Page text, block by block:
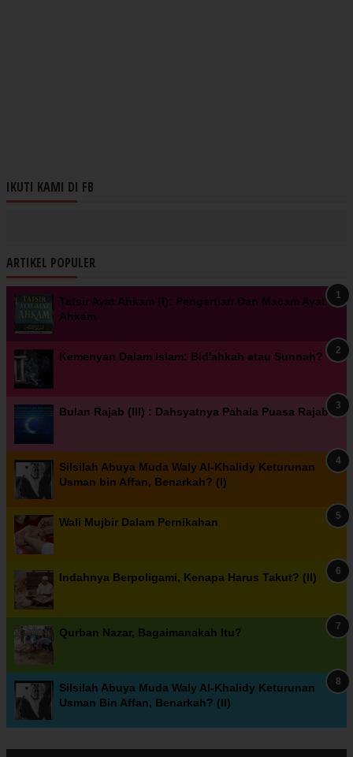
IKUTI KAMI DI FB
ARTIKEL POPULER
Tafsir Ayat Ahkam (I): Pengertian Dan Macam Ayat
Ahkam
Kemenyan Dalam Islam: Bid'ahkah atau Sunnah?
Bulan Rajab (III) : Dahsyatnya Pahala Puasa Rajab
Silsilah Abuya Muda Waly Al-Khalidy Keturunan
Usman bin Affan, Benarkah? (I)
Wali Mujbir Dalam Pernikahan
Indahnya Berpoligami, Kenapa Harus Takut? (II)
Qurban Nazar, Bagaimanakah Itu?
Silsilah Abuya Muda Waly Al-Khalidy Keturunan
Usman Bin Affan, Benarkah? (II)